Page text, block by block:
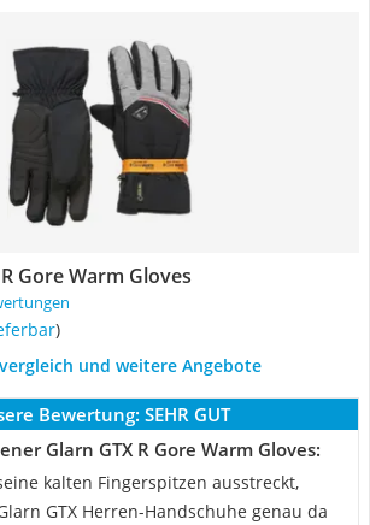
Gore Warm Gloves
)
und weitere Angebote
Bewertung: SEHR GUT
Glarn GTX R Gore Warm Gloves:
kalten Fingerspitzen ausstreckt,
GTX Herren-Handschuhe genau da